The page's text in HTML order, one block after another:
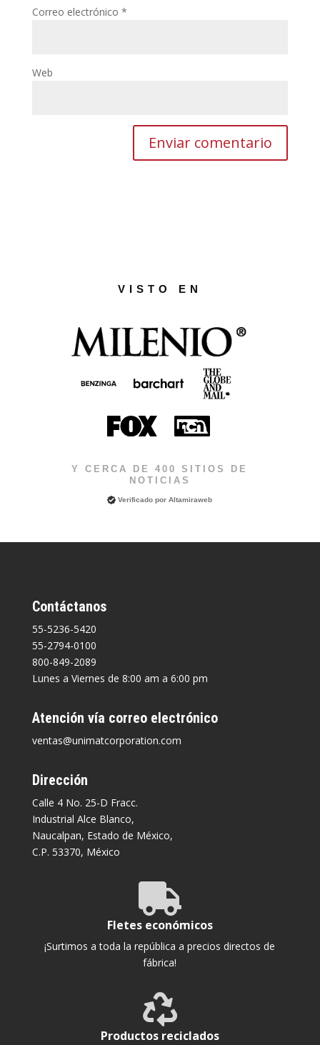
Correo electrónico *
Web
VISTO EN
Y CERCA DE 400 SITIOS DE
NOTICIAS
Verificado porAltamiraweb
Contáctanos
55-5236-5420
55-2794-0100
800-849-2089
Lunes a Viernes de 8:00 am a 6:00 pm
Atención vía correo electrónico
ventas@unimatcorporation.com
Dirección
Calle 4 No. 25-D Fracc.
Industrial Alce Blanco,
Naucalpan, Estado de México,
C.P. 53370, México

Fletes económicos
¡Surtimos a toda la república a precios directos de
fábrica!

Productos reciclados